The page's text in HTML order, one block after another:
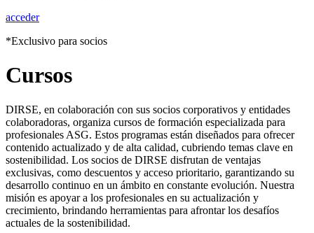
acceder
*Exclusivo para socios
Cursos
DIRSE, en colaboración con sus socios corporativos y entidades
colaboradoras, organiza cursos de formación especializada para
profesionales ASG. Estos programas están diseñados para ofrecer
contenido actualizado y de alta calidad, cubriendo temas clave en
sostenibilidad. Los socios de DIRSE disfrutan de ventajas
exclusivas, como descuentos y acceso prioritario, garantizando su
desarrollo continuo en un ámbito en constante evolución. Nuestra
misión es apoyar a los profesionales en su actualización y
crecimiento, brindando herramientas para afrontar los desafíos
actuales de la sostenibilidad.